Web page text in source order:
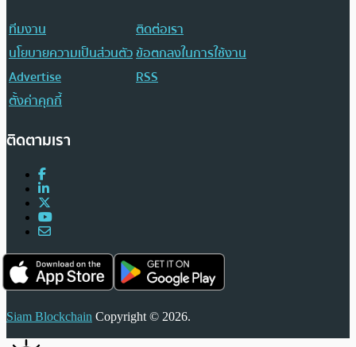
ทีมงาน
ติดต่อเรา
นโยบายความเป็นส่วนตัวข้อตกลงในการใช้งาน
Advertise
RSS
ตั้งค่าคุกกี้
ติดตามเรา
Siam Blockchain Copyright © 2026.